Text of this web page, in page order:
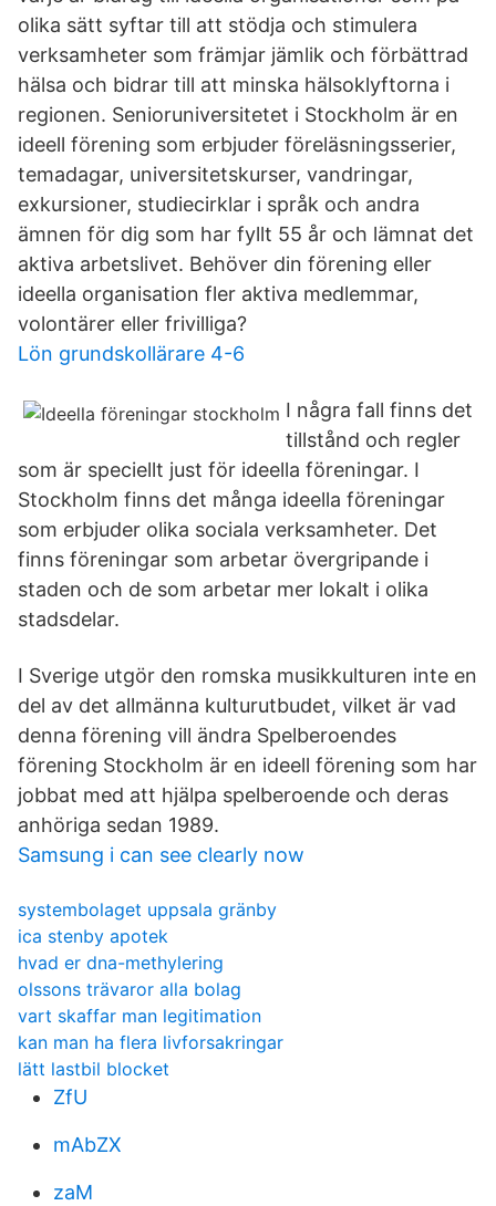
olika sätt syftar till att stödja och stimulera
verksamheter som främjar jämlik och förbättrad
hälsa och bidrar till att minska hälsoklyftorna i
regionen. Senioruniversitetet i Stockholm är en
ideell förening som erbjuder föreläsningsserier,
temadagar, universitetskurser, vandringar,
exkursioner, studiecirklar i språk och andra
ämnen för dig som har fyllt 55 år och lämnat det
aktiva arbetslivet. Behöver din förening eller
ideella organisation fler aktiva medlemmar,
volontärer eller frivilliga?
Lön grundskollärare 4-6
I några fall finns det
tillstånd och regler
som är speciellt just för ideella föreningar. I
Stockholm finns det många ideella föreningar
som erbjuder olika sociala verksamheter. Det
finns föreningar som arbetar övergripande i
staden och de som arbetar mer lokalt i olika
stadsdelar.
I Sverige utgör den romska musikkulturen inte en
del av det allmänna kulturutbudet, vilket är vad
denna förening vill ändra Spelberoendes
förening Stockholm är en ideell förening som har
jobbat med att hjälpa spelberoende och deras
anhöriga sedan 1989.
Samsung i can see clearly now
systembolaget uppsala gränby
ica stenby apotek
hvad er dna-methylering
olssons trävaror alla bolag
vart skaffar man legitimation
kan man ha flera livforsakringar
lätt lastbil blocket
ZfU
mAbZX
zaM